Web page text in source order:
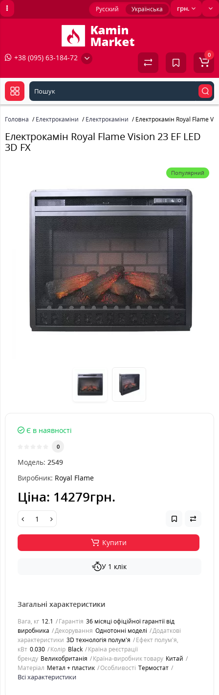
грн.
Русский Українська
+38 (095) 63-184-72 0
Головна Електрокаміни Електрокаміни Електрокамін Royal Flame
Електрокамін Royal Flame Vision 23 EF LED
3D FX
Популярний
Є в наявності
0
Модель: 2549
Виробник: Royal Flame
Ціна: 14279грн.
Купити
У 1 клік
Загальні характеристики
Вага, кг 12.1 Гарантія 36 місяці офіційної гарантії від
виробника
Декорування Однотонні моделі
Додаткові
характеристики 3D технологія полум'я
Ефект полум'я,
кВт 0.030 Колір Black
Країна реєстрації
бренду Великобританія Країна-виробник товару Китай
Матеріал Метал + пластик Особливості Термостат
Всі характеристики